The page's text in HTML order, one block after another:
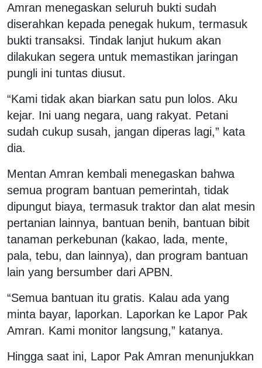
Amran menegaskan seluruh bukti sudah
diserahkan kepada penegak hukum, termasuk
bukti transaksi. Tindak lanjut hukum akan
dilakukan segera untuk memastikan jaringan
pungli ini tuntas diusut.
“Kami tidak akan biarkan satu pun lolos. Aku
kejar. Ini uang negara, uang rakyat. Petani
sudah cukup susah, jangan diperas lagi,” kata
dia.
Mentan Amran kembali menegaskan bahwa
semua program bantuan pemerintah, tidak
dipungut biaya, termasuk traktor dan alat mesin
pertanian lainnya, bantuan benih, bantuan bibit
tanaman perkebunan (kakao, lada, mente,
pala, tebu, dan lainnya), dan program bantuan
lain yang bersumber dari APBN.
“Semua bantuan itu gratis. Kalau ada yang
minta bayar, laporkan. Laporkan ke Lapor Pak
Amran. Kami monitor langsung,” katanya.
Hingga saat ini, Lapor Pak Amran menunjukkan